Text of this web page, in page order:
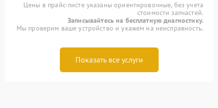
Цены в прайс-листе указаны ориентировочные, без учета
стоимости запчастей.
Записывайтесь на бесплатную диагностику.
Мы проверим ваше устройство и укажем на неисправность.
Показать все услуги